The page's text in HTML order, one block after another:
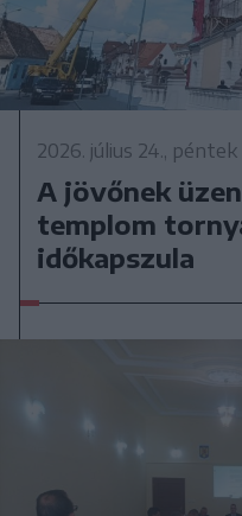
2026. július 24., péntek
A jövőnek
templom
időkapszula